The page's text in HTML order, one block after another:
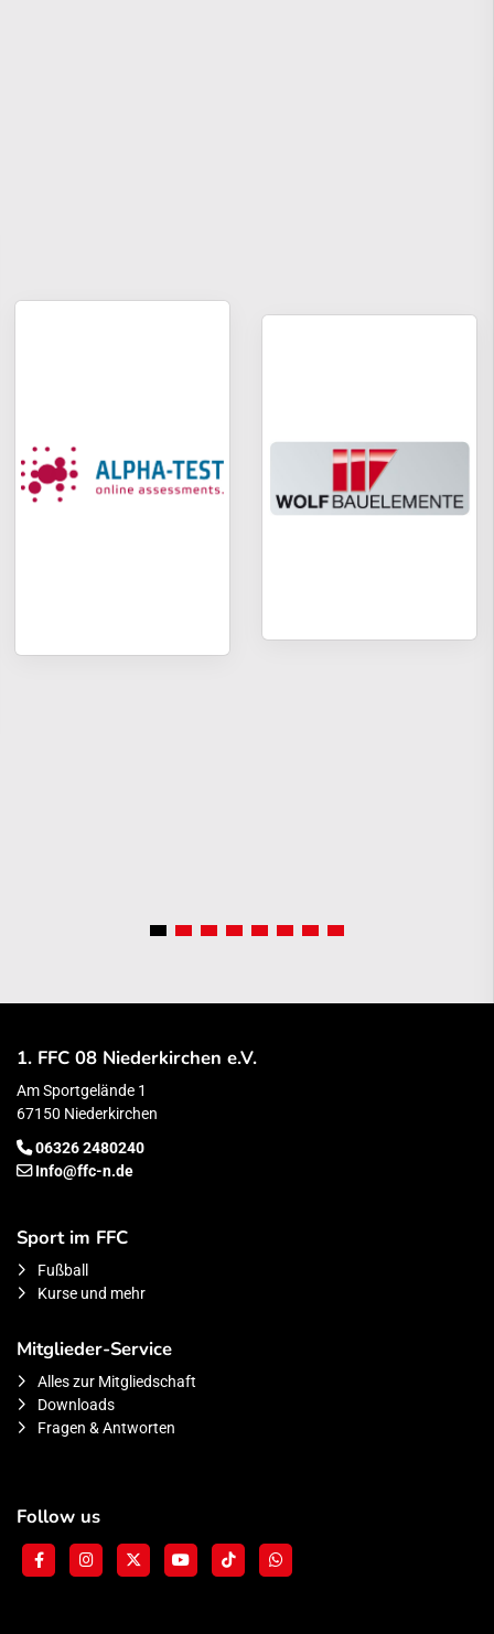
1. FFC 08 Niederkirchen e.V.
Am Sportgelände 1
67150 Niederkirchen
06326 2480240
Info@ffc-n.de
Sport im FFC
Fußball
Kurse und mehr
Mitglieder-Service
Alles zur Mitgliedschaft
Downloads
Fragen & Antworten
Follow us